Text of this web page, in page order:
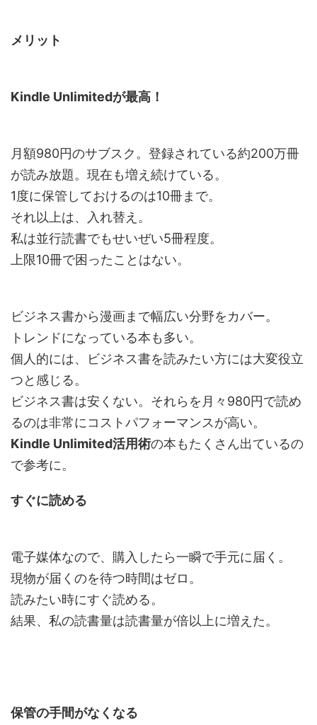
メリット
Kindle Unlimitedが最高！
月額980円のサブスク。登録されている約200万冊
が読み放題。現在も増え続けている。
1度に保管しておけるのは10冊まで。
それ以上は、入れ替え。
私は並行読書でもせいぜい5冊程度。
上限10冊で困ったことはない。
ビジネス書から漫画まで幅広い分野をカバー。
トレンドになっている本も多い。
個人的には、
ビジネス書を読みたい方には大変役立
つと感じる。
ビジネス書は安くない。それらを月々980円で読め
るのは非常にコストパフォーマンスが高い。
Kindle Unlimited活用術の本もたくさん出ているの
で参考に。
すぐに読める
電子媒体なので、購入したら一瞬で手元に届く。
現物が届くのを待つ時間はゼロ 。
読みたい時にすぐ読める。
結果、私の読書量は読書量が倍以上に増えた。
保管の手間がなくなる